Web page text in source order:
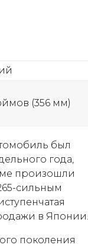
(356 мм)
был
года,
произошли
сильным
в Японии.
поколения